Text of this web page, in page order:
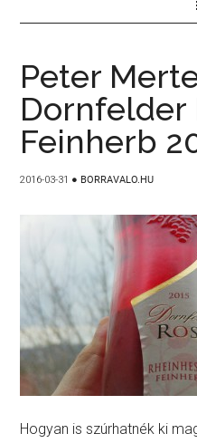
Peter
Dornfelder
Feinherb
2016-03-31 ● BORRAVALO.HU
Hogyan is szúrhatnék ki